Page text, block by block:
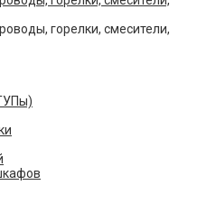
горелки, смесители,